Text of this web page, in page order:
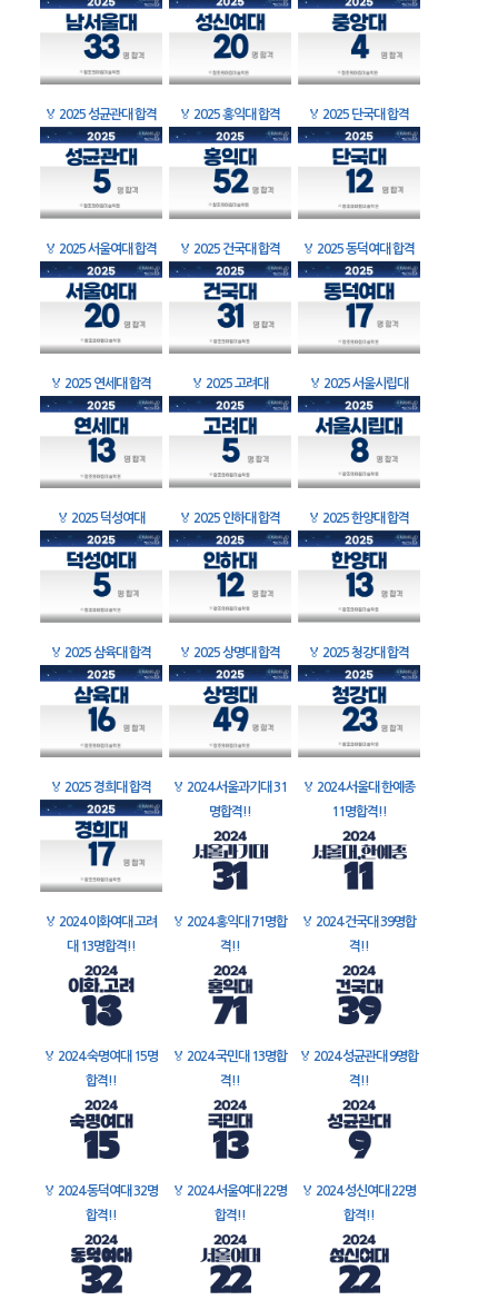
🏅 2025 성균관대 합격 🏅 2025 홍익대 합격 🏅 2025 단국대 합격
🏅 2025 서울여대 합격 🏅 2025 건국대 합격 🏅 2025 동덕여대 합격
🏅 2025 연세대 합격 🏅 2025 고려대 🏅 2025 서울시립대
🏅 2025 덕성여대 🏅 2025 인하대 합격 🏅 2025 한양대 합격
🏅 2025 삼육대 합격 🏅 2025 상명대 합격 🏅 2025 청강대 합격
🏅 2025 경희대 합격 🏅 2024 서울과기대 31
명합격!!
🏅 2024 서울대 한예종
11명합격!!
🏅 2024 이화여대 고려
대 13명합격!!
🏅 2024 홍익대 71명합
격!!
🏅 2024 건국대 39명합
격!!
🏅 2024 숙명여대 15명
합격!!
🏅 2024 국민대 13명합
격!!
🏅 2024 성균관대 9명합
격!!
🏅 2024 동덕여대 32명
합격!!
🏅 2024 서울여대 22명
합격!!
🏅 2024 성신여대 22명
합격!!